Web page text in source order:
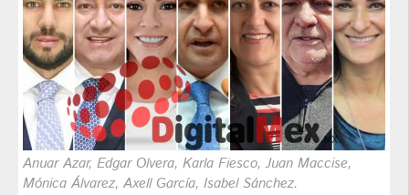
Anuar Azar, Edgar Olvera, Karla Fiesco, Juan Maccise,
Mónica Álvarez, Axell García, Isabel Sánchez.